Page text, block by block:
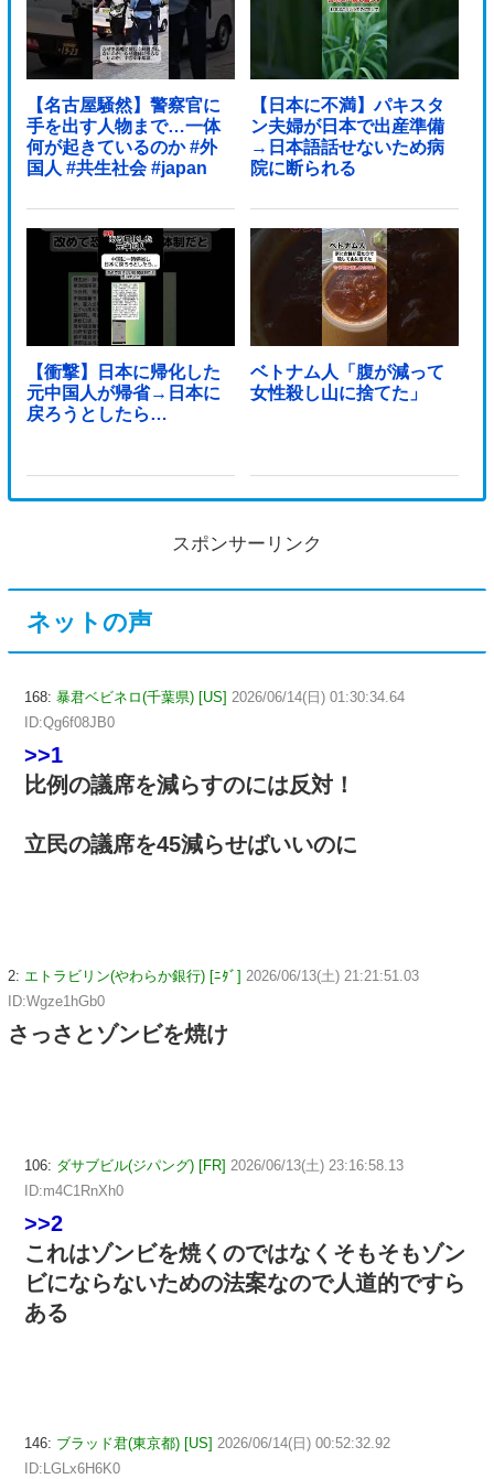
【名古屋騒然】警察官に
手を出す人物まで…一体
何が起きているのか #外
国人 #共生社会 #japan
【日本に不満】パキスタ
ン夫婦が日本で出産準備
→日本語話せないため病
院に断られる
【衝撃】日本に帰化した
元中国人が帰省→日本に
戻ろうとしたら…
ベトナム人「腹が減って
女性殺し山に捨てた」
スポンサーリンク
ネットの声
168: 暴君ベビネロ(千葉県) [US] 2026/06/14(日) 01:30:34.64
ID:Qg6f08JB0
>>1
比例の議席を減らすのには反対！
立民の議席を45減らせばいいのに
2: エトラビリン(やわらか銀行) [ﾆﾀﾞ] 2026/06/13(土) 21:21:51.03
ID:Wgze1hGb0
さっさとゾンビを焼け
106: ダサブビル(ジパング) [FR] 2026/06/13(土) 23:16:58.13
ID:m4C1RnXh0
>>2
これはゾンビを焼くのではなくそもそもゾン
ビにならないための法案なので人道的ですら
ある
146: ブラッド君(東京都) [US] 2026/06/14(日) 00:52:32.92
ID:LGLx6H6K0